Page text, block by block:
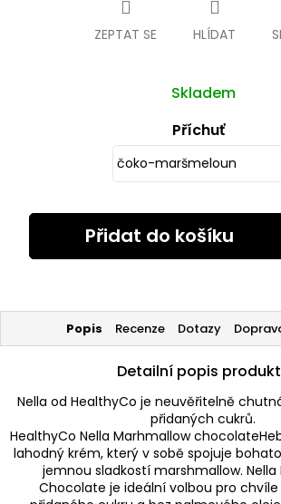
Skladem
Příchuť
Přidat do košíku
ZEPTAT SE HLÍDAT
Popis Recenze Dotazy
Detailní popis
Nella od HealthyCo je neuvěřitelně
přidaných cukrů.
HealthyCo Nella Marhmallow
lahodný krém, který v sobě spojuje
jemnou sladkostí marshmallow. Nella
Chocolate je ideální volbou pro